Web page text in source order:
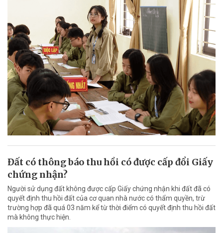
Đất có thông báo thu hồi có được cấp đổi Giấy
chứng nhận?
Người sử dụng đất không được cấp Giấy chứng nhận khi đất đã có
quyết định thu hồi đất của cơ quan nhà nước có thẩm quyền, trừ
trường hợp đã quá 03 năm kể từ thời điểm có quyết định thu hồi đất
mà không thực hiện.